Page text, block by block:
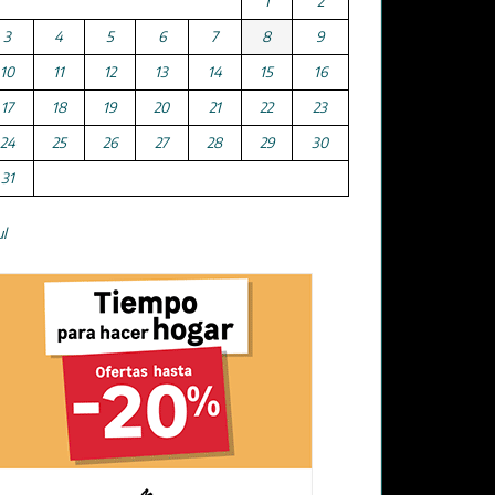
3
4 5 6 7 8
9
10
11 12 13 14 15
16
17
18 19 20 21 22
23
24
25 26 27 28 29
30
31